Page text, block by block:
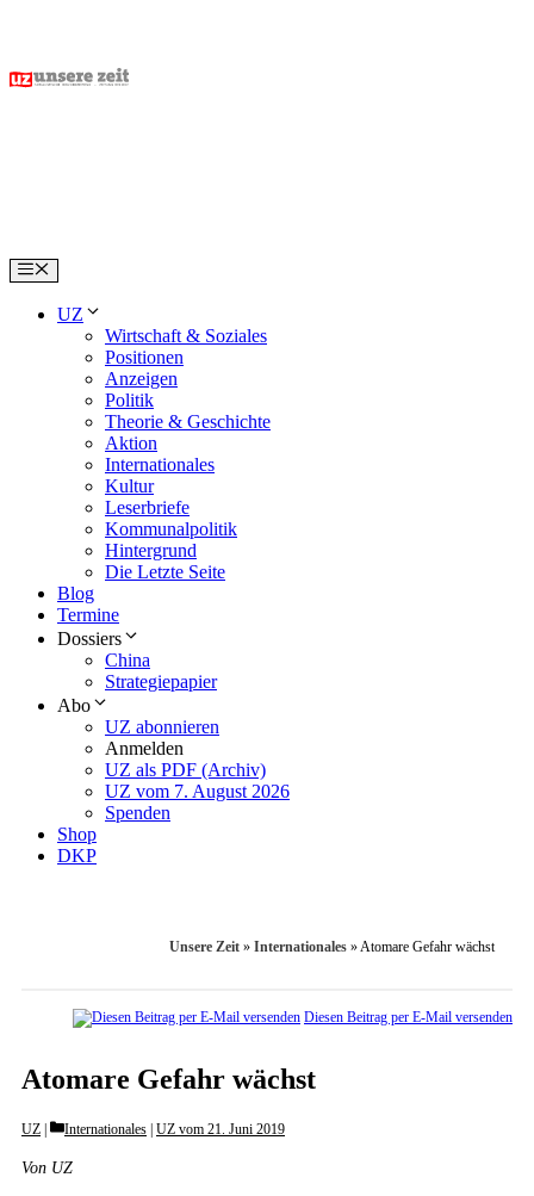
content
Menu
UZ
Wirtschaft & Soziales
Positionen
Anzeigen
Politik
Theorie & Geschichte
Aktion
Internationales
Kultur
Leserbriefe
Kommunalpolitik
Hintergrund
Die Letzte Seite
Blog
Termine
Dossiers
China
Strategiepapier
Abo
UZ abonnieren
Anmelden
UZ als PDF (Archiv)
UZ vom 7. August 2026
Spenden
Shop
DKP
Unsere Zeit » Internationales »Atomare Gefahr wächst
Diesen Beitrag per E-Mail versenden
Atomare Gefahr wächst
UZ Categories
Internationales UZ vom 21. Juni 2019
Von UZ